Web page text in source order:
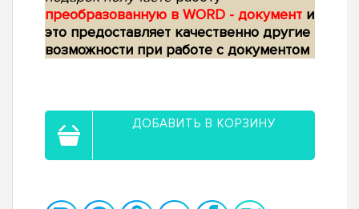
преобразованную в WORD - документ и
это предоставляет качественно другие
возможности при работе с документом
ДОБАВИТЬ В КОРЗИНУ